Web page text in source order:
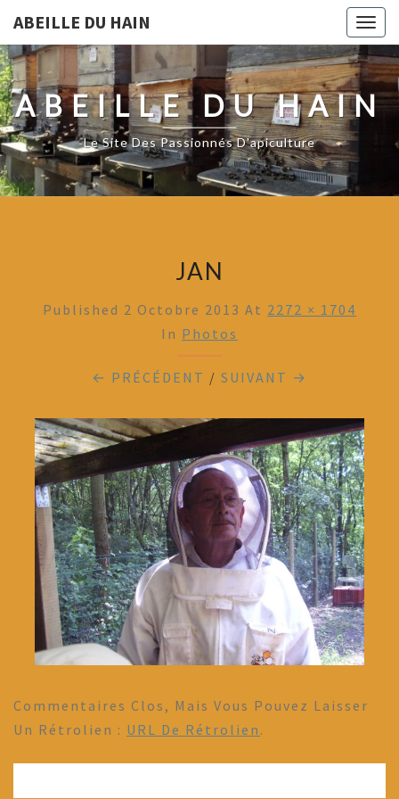
ABEILLE DU HAIN
ABEILLE DU HAIN
Le Site Des Passionnés D'apiculture
JAN
Published 2 Octobre 2013 At 2272 × 1704
In Photos
← PRÉCÉDENT / SUIVANT →
Commentaires Clos, Mais Vous Pouvez Laisser
Un Rétrolien : URL De Rétrolien .